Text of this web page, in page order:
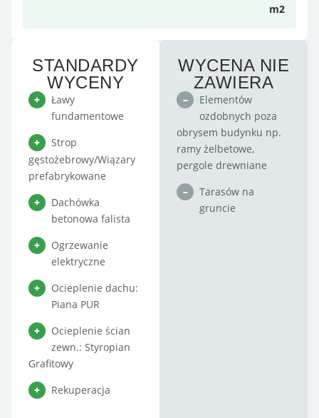
m2
STANDARDY
WYCENY
Ławy
fundamentowe
Strop
gęstożebrowy/Wiązary
prefabrykowane
Dachówka
betonowa falista
Ogrzewanie
elektryczne
Ocieplenie dachu:
Piana PUR
Ocieplenie ścian
zewn.: Styropian
Grafitowy
Rekuperacja
WYCENA NIE
ZAWIERA
Elementów
ozdobnych poza
obrysem budynku np.
ramy żelbetowe,
pergole drewniane
Tarasów na
gruncie